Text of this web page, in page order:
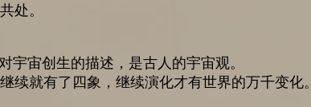
处。
宇宙创生的描述，是古人的宇宙观。
就有了四象，继续演化才有世界的万千变化。